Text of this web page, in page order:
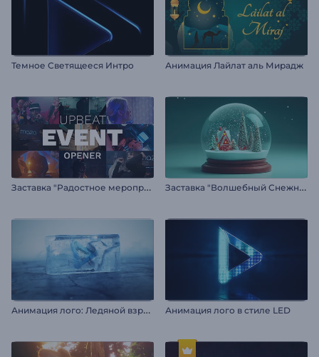
Темное Светящееся Интро Анимация Лайлат аль Мирадж
З
аставка "Радостное мероприятие" З
аставка "Волшебный Снежный Шар"
А
нимация лого: Ледяной взрыв Анимация лого в стиле LED